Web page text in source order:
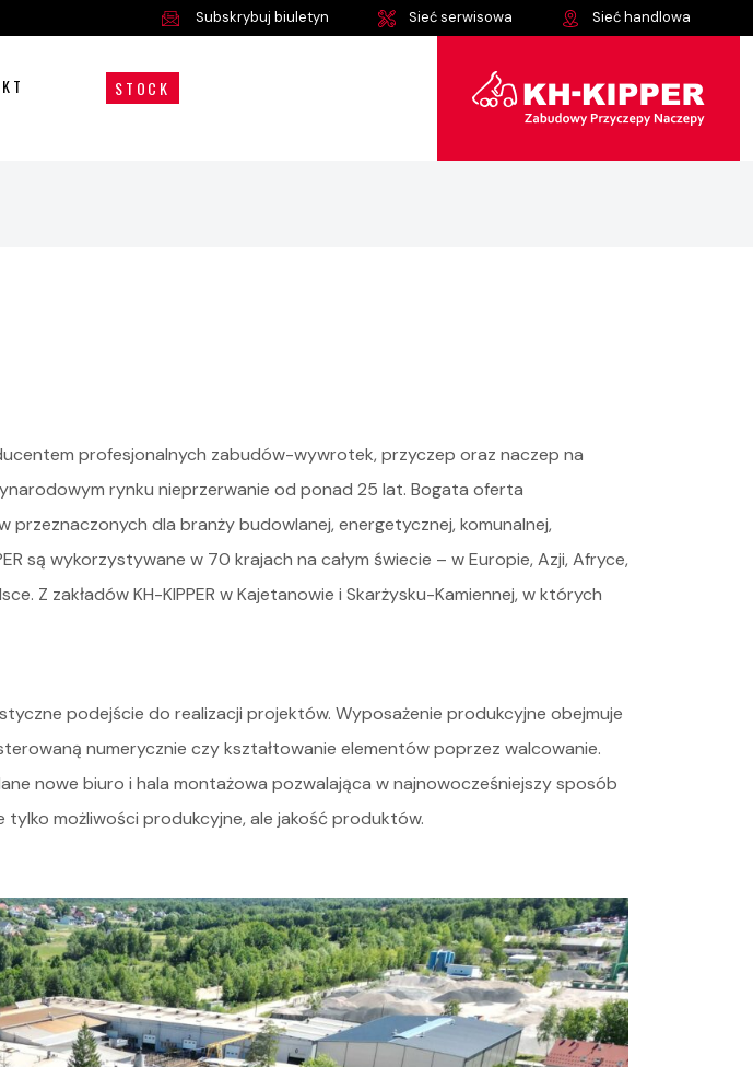
Subskrybuj biuletyn Sieć serwisowa Sieć handlowa
STOCK
profesjonalnych zabudów-wywrotek, przyczep oraz naczep na
rynku nieprzerwanie od ponad 25 lat. Bogata oferta
dla branży budowlanej, energetycznej, komunalnej,
są wykorzystywane w 70 krajach na całym świecie – w Europie, Azji, Afryce,
Z zakładów KH-KIPPER w Kajetanowie i Skarżysku-Kamiennej, w których
podejście do realizacji projektów. Wyposażenie produkcyjne obejmuje
numerycznie czy kształtowanie elementów poprzez walcowanie.
nowe biuro i hala montażowa pozwalająca w najnowocześniejszy sposób
możliwości produkcyjne, ale jakość produktów.